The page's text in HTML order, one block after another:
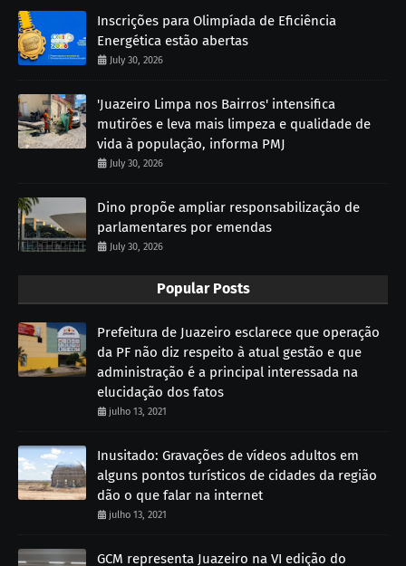
Inscrições para Olimpíada de Eficiência
Energética estão abertas
July 30, 2026
'Juazeiro Limpa nos Bairros' intensifica
mutirões e leva mais limpeza e qualidade de
vida à população, informa PMJ
July 30, 2026
Dino propõe ampliar responsabilização de
parlamentares por emendas
July 30, 2026
Popular Posts
Prefeitura de Juazeiro esclarece que operação
da PF não diz respeito à atual gestão e que
administração é a principal interessada na
elucidação dos fatos
julho 13, 2021
Inusitado: Gravações de vídeos adultos em
alguns pontos turísticos de cidades da região
dão o que falar na internet
julho 13, 2021
GCM representa Juazeiro na VI edição do